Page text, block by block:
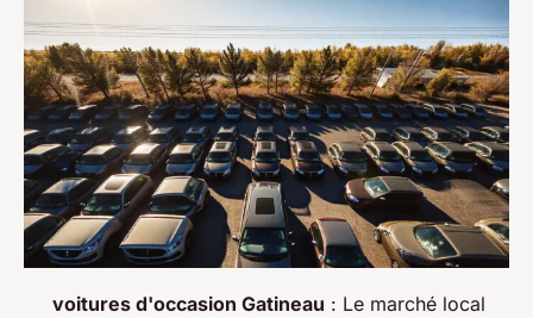
voitures d'occasion Gatineau : Le marché local